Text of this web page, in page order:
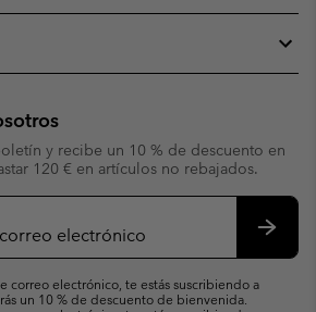
y recibe un 10 % de descuento en
120 € en artículos no rebajados.
correo electrónico, te estás suscribiendo a
un 10 % de descuento de bienvenida.